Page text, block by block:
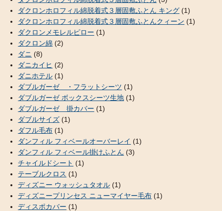
ダクロンホロフィル綿脱着式３層固敷ふとん キング (1)
ダクロンホロフィル綿脱着式３層固敷ふとんクィーン (1)
ダクロンメモレルピロー (1)
ダクロン綿 (2)
ダニ (8)
ダニカイヒ (2)
ダニホテル (1)
ダブルガーゼ ・フラットシーツ (1)
ダブルガーゼ ボックスシーツ生地 (1)
ダブルガーゼ 掛カバー (1)
ダブルサイズ (1)
ダフル毛布 (1)
ダンフィル フィベールオーバーレイ (1)
ダンフィル フィベール掛けふとん (3)
チャイルドシート (1)
テーブルクロス (1)
ディズニー ウォッシュタオル (1)
ディズニープリンセス ニューマイヤー毛布 (1)
ディスポカバー (1)